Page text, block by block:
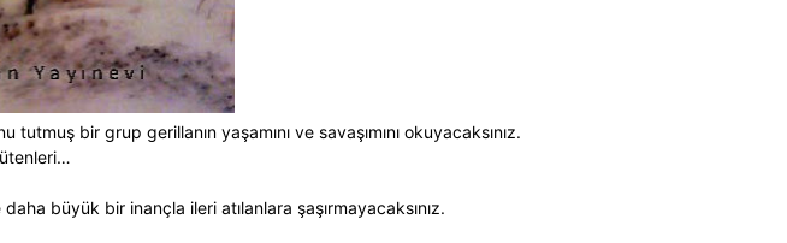
bir grup gerillanın yaşamını ve savaşımını okuyacaksınız.
büyük bir inançla ileri atılanlara şaşırmayacaksınız.